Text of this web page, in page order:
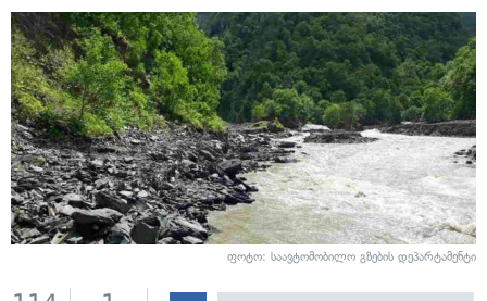
ფოტო: საავტომობილო გზების დეპარტამენტი